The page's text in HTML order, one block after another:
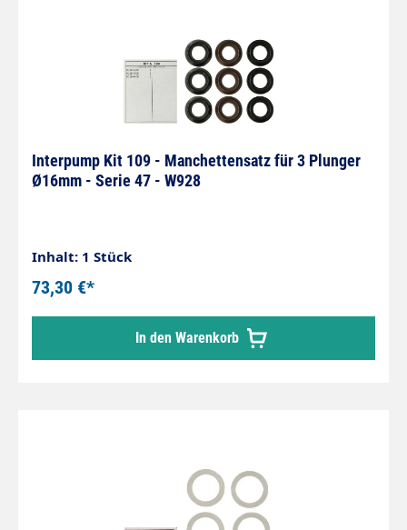
Interpump Kit 109 - Manchettensatz für 3 Plunger
Ø16mm - Serie 47 - W928
Inhalt: 1 Stück
73,30 €*
In den Warenkorb